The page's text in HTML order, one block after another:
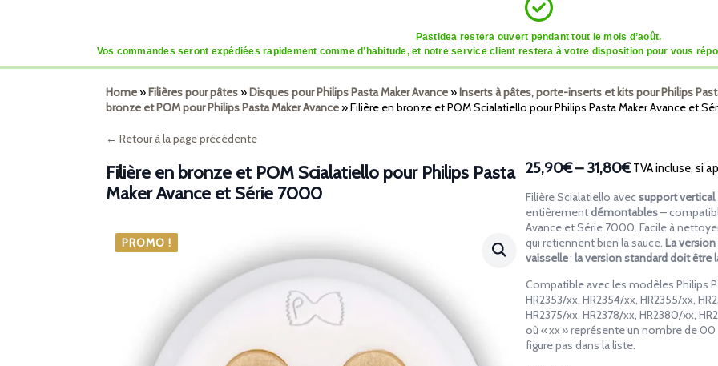
Pastidea restera ouvert pendant tout le mois d’août.
Vos commandes seront expédiées rapidement comme d’habitude, et notre service client restera à votre disposition pour vous
Home»Filières pour pâtes»Disques pour Philips Pasta Maker Avance»Inserts à pâtes, porte-inserts et kits pour Philips
bronze et POM pour Philips Pasta Maker Avance»Filière en bronze et POM Scialatiello pour Philips Pasta Maker Avance et
← Retour à la page précédente
Filière en bronze et POM Scialatiello pour Philips Pasta
Maker Avance et Série 7000
PROMO !
25,90€–31,80€
Plage
de
prix :
25,90€
à
31,80€
TVA incluse, si
Filière Scialatiello avec support vertical
entièrementdémontables–
Avance et Série 7000. Facile à
qui retiennent bien la sauce. La
vaisselle; la version standard doit être
Compatible avec les modèles Philips
HR2353/xx, HR2354/xx, HR2355/xx,
HR2375/xx, HR2378/xx, HR2380/xx,
où « xx » représente un nombre de
figure pas dans la liste.